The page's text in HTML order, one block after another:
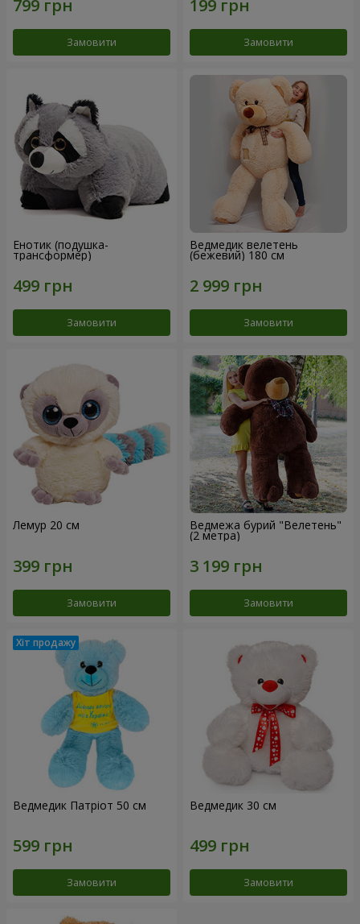
Замовити Замовити
Енотик (подушка-
трансформер)
Замовити
Ведмедик велетень
(бежевий) 180 см
Замовити
Лемур 20 см
Замовити
Ведмежа бурий "Велетень"
(2 метра)
Замовити
Ведмедик Патріот 50 см
Замовити
Ведмедик 30 см
Замовити